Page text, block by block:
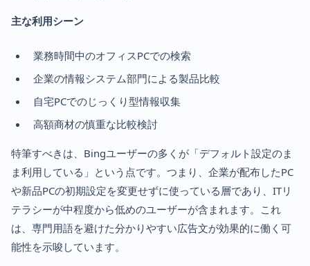
主な利用シーン
業務時間中のオフィスPCでの検索
企業の情報システム部門による製品比較
自宅PCでのじっくり型情報収集
高額商材の慎重な比較検討
特筆すべきは、Bingユーザーの多くが「デフォルト設定のま
ま利用している」という点です。つまり、企業が配布したPC
や新品PCの初期設定を変更せずに使っている層であり、ITリ
テラシーが中程度から低めのユーザーが含まれます。これ
は、専門用語を避けた分かりやすい広告文が効果的に働く可
能性を示唆しています。